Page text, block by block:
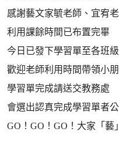
感謝藝文家毓老師、宜宥
利用課餘時間已布置完畢
今日已發下學習單至各班級
歡迎老師利用時間帶領小
學習單完成請送交教務處
會選出認真完成學習單者
GO！GO！GO！大家「藝